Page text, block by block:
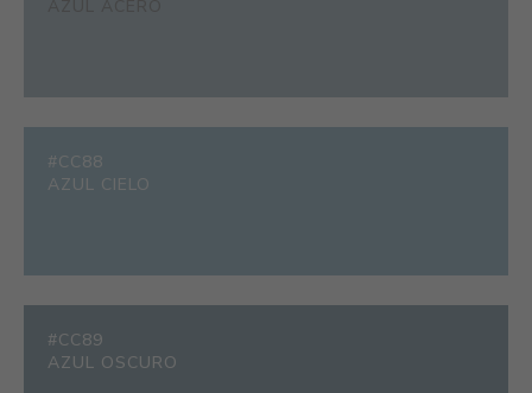
#CC88
AZUL CIELO
#CC89
AZUL OSCURO